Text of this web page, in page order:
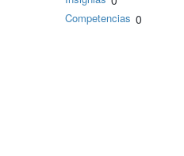
Competencias 0